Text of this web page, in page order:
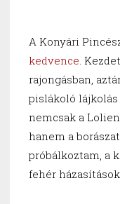
A Konyári
kedvence .
rajongásban,
pislákoló lájkolás
nemcsak a
hanem a
próbálkoztam, a
fehér